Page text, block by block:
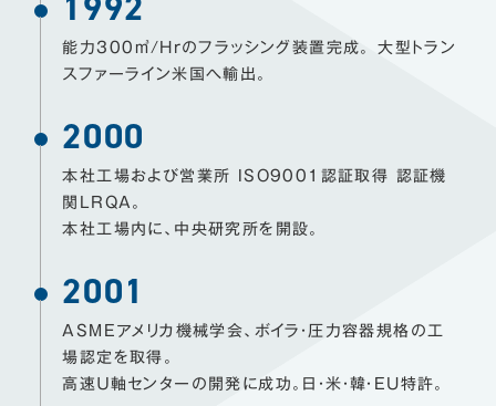
能力300㎥/Hrのフラッシング装置完成。 大型トラン
スファーライン米国へ輸出。
2000
本社工場および営業所 ISO9001認証取得 認証機
関LRQA。
本社工場内に、中央研究所を開設。
2001
ASMEアメリカ機械学会、ボイラ・圧力容器規格の工
場認定を取得。
高速Ｕ軸センターの開発に成功。日・米・韓・EU特許。